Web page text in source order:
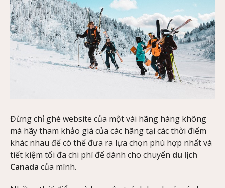
Đừng chỉ ghé website của một vài hãng hàng không
mà hãy tham khảo giá của các hãng tại các thời điểm
khác nhau để có thể đưa ra lựa chọn phù hợp nhất và
tiết kiệm tối đa chi phí để dành cho chuyến du lịch
Canada của mình.